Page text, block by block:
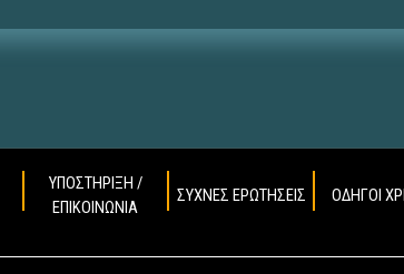
ΥΠΟΣΤΗΡΙΞΗ /
ΕΠΙΚΟΙΝΩΝΙΑ
ΣΥΧΝΕΣ ΕΡΩΤΗΣΕΙΣ ΟΔΗΓΟΙ